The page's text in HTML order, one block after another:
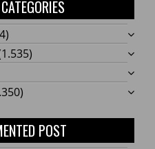
POST